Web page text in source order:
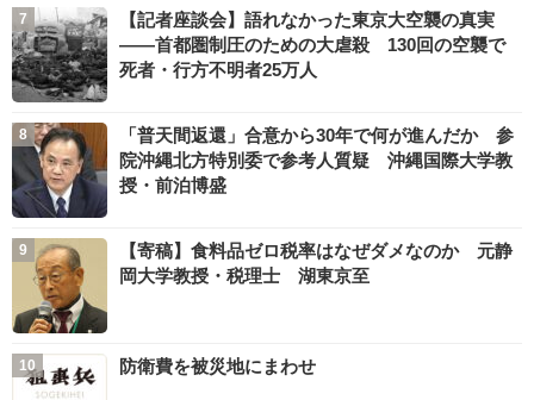
【記者座談会】語れなかった東京大空襲の真実
――首都圏制圧のための大虐殺 130回の空襲で
死者・行方不明者25万人
「普天間返還」合意から30年で何が進んだか 参
院沖縄北方特別委で参考人質疑 沖縄国際大学教
授・前泊博盛
【寄稿】食料品ゼロ税率はなぜダメなのか 元静
岡大学教授・税理士 湖東京至
防衛費を被災地にまわせ